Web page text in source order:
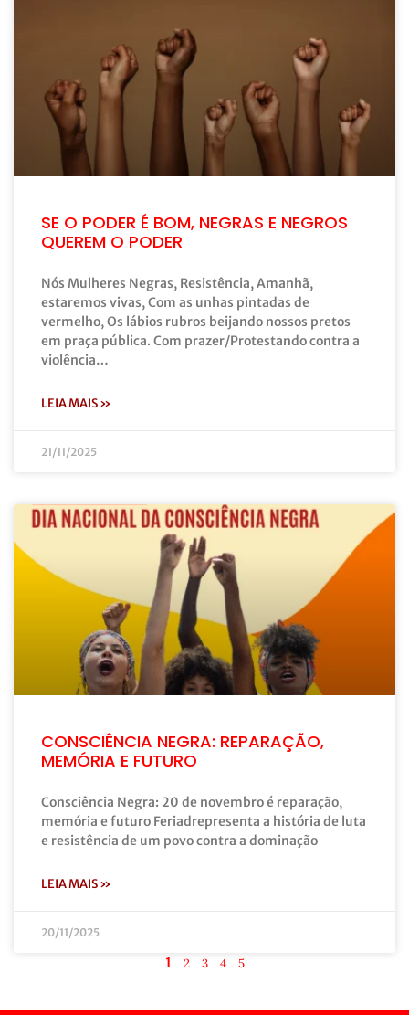
SE O PODER É BOM, NEGRAS E NEGROS
QUEREM O PODER
Nós Mulheres Negras, Resistência, Amanhã,
estaremos vivas, Com as unhas pintadas de
vermelho, Os lábios rubros beijando nossos pretos
em praça pública. Com prazer/Protestando contra a
violência…
LEIA MAIS »
21/11/2025
CONSCIÊNCIA NEGRA: REPARAÇÃO,
MEMÓRIA E FUTURO
Consciência Negra: 20 de novembro é reparação,
memória e futuro Feriadrepresenta a história de luta
e resistência de um povo contra a dominação
LEIA MAIS »
20/11/2025
1 2 3 4 5